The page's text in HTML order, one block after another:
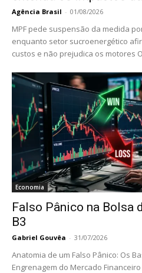
Agência Brasil - 01/08/2026
MPF pede suspensão da medida
enquanto setor sucroenergético
custos e não prejudica os motores
Economia
Falso Pânico na Bolsa
B3
Gabriel Gouvêa - 31/07/2026
Anatomia de um Falso Pânico: Os
Engrenagem do Mercado